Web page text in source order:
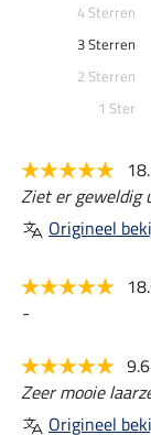
4 Sterren
3 Sterren
2 Sterren
1 Ster
Ziet er geweldig
Origineel
-
Zeer mooie
Origineel